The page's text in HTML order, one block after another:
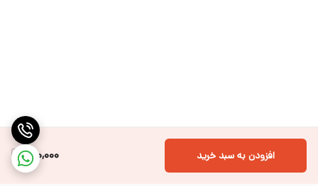
700,000 افزودن به سبد خرید